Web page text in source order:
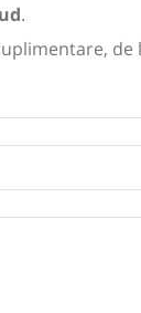
.
de